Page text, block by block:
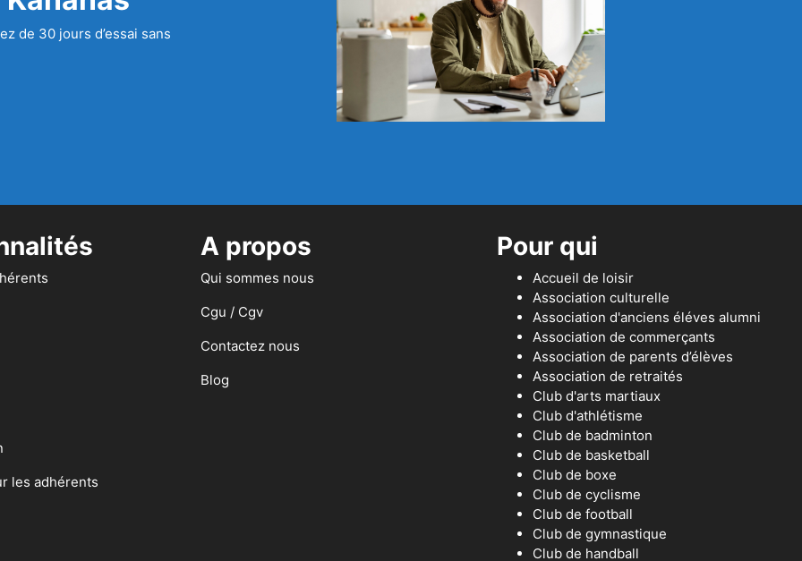
de 30 jours d’essai sans
les adhérents
A propos
Qui sommes nous
Cgu / Cgv
Contactez nous
Blog
Pour qui
Accueil de loisir
Association culturelle
Association d'anciens éléves alumni
Association de commerçants
Association de parents d’élèves
Association de retraités
Club d'arts martiaux
Club d'athlétisme
Club de badminton
Club de basketball
Club de boxe
Club de cyclisme
Club de football
Club de gymnastique
Club de handball